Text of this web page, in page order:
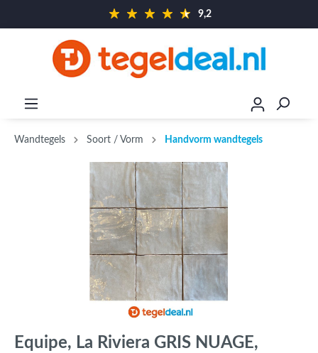
9,2
Wandtegels Soort / Vorm Handvorm wandtegels
Equipe, La Riviera GRIS NUAGE,